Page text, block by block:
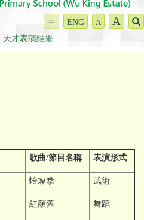
中 ENG A A
天才表演結果
歌曲/節目名稱 表演形式
蛤蟆拳 武術
紅顏舊 舞蹈